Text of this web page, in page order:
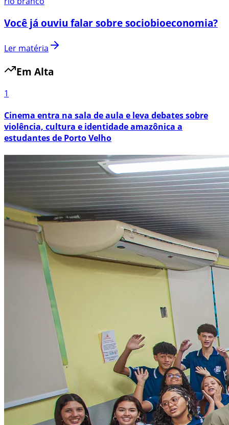
Você já ouviu falar sobre sociobioeconomia?
Ler matéria
Em Alta
1
Cinema entra na sala de aula e leva debates sobre
violência, cultura e identidade amazônica a
estudantes de Porto Velho